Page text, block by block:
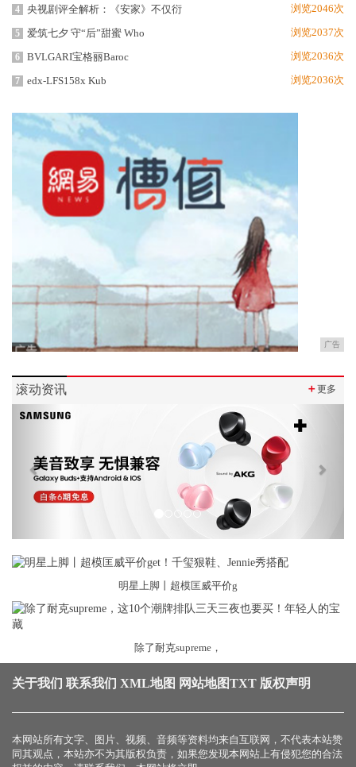
4 央视剧评全解析：《安家》不仅衍 浏览2046次
5 爱筑七夕 守“后”甜蜜 Who 浏览2037次
6 BVLGARI宝格丽Baroc 浏览2036次
7 edx-LFS158x Kub 浏览2036次
广告
滚动资讯 ＋更多
Previous
明星上脚丨超模匡威平价g
除了耐克supreme，
关于我们 联系我们 XML地图 网站地图TXT 版权声明
本网站所有文字、图片、视频、音频等资料均来自互联网，不代表本站赞
同其观点，本站亦不为其版权负责，如果您发现本网站上有侵犯您的合法